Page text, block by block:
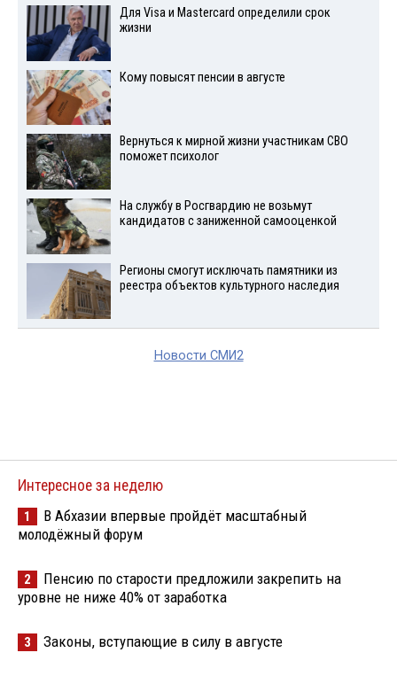
Для Visа и Mastercard определили срок
жизни
Кому повысят пенсии в августе
Вернуться к мирной жизни участникам СВО
поможет психолог
На службу в Росгвардию не возьмут
кандидатов с заниженной самооценкой
Регионы смогут исключать памятники из
реестра объектов культурного наследия
Новости СМИ2
Интересное за неделю
1
В Абхазии впервые пройдёт масштабный
молодёжный форум
2
Пенсию по старости предложили закрепить на
уровне не ниже 40% от заработка
3 Законы, вступающие в силу в августе